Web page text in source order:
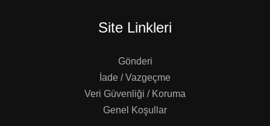
Site Linkleri
Gönderi
İade / Vazgeçme
Veri Güvenliği / Koruma
Genel Koşullar